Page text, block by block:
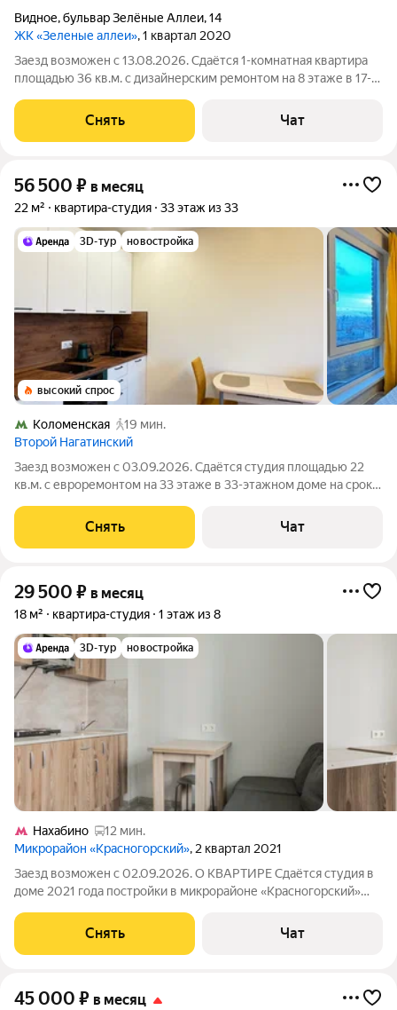
Видное,бульвар Зелёные Аллеи,14
ЖК «Зеленые аллеи», 1 квартал 2020
Заезд возможен с 13.08.2026. Сдаётся 1-комнатная квартира
площадью 36 кв.м. с дизайнерским ремонтом на 8 этаже в 17-
Посудомоечная машина
Снять Чат
56 500 ₽ в месяц
22 м² квартира-студия 33 этаж из 33
3D-тур новостройка
высокий спрос
Коломенская
19 мин.
Второй Нагатинский
Заезд возможен с 03.09.2026. Сдаётся студия площадью 22
кв.м. с евроремонтом на 33 этаже в 33-этажном доме на срок
улицу. В подъезде 4
Снять Чат
29 500 ₽ в месяц
18 м² квартира-студия 1 этаж из 8
3D-тур новостройка
Нахабино
12 мин.
Микрорайон «Красногорский», 2 квартал 2021
Заезд возможен с 02.09.2026. О КВАРТИРЕ Сдаётся студия в
доме 2021 года постройки в микрорайоне «Красногорский»
микроволновая печь, чайник Мебель: кухонный гарнитур,
обеденный стол, диван-кушетка,
Снять Чат
45 000 ₽ в месяц